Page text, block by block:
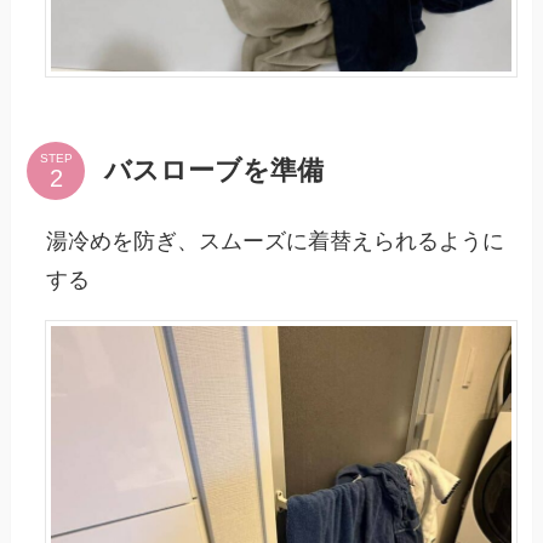
STEP バスローブを準備
湯冷めを防ぎ、スムーズに着替えられるように
する